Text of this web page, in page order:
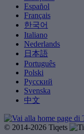
Español
Français
한국어
Italiano
Nederlands
日本語
Português
Polski
Русский
Svenska
中文
© 2014-2026 Tiqets